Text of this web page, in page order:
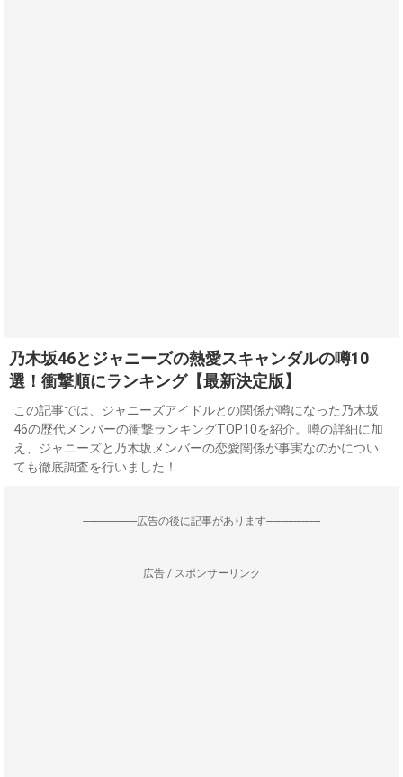
乃木坂46とジャニーズの熱愛スキャンダルの噂10
選！衝撃順にランキング【最新決定版】
この記事では、ジャニーズアイドルとの関係が噂になった乃木坂
46の歴代メンバーの衝撃ランキングTOP10を紹介。噂の詳細に加
え、ジャニーズと乃木坂メンバーの恋愛関係が事実なのかについ
ても徹底調査を行いました！
--------------------広告の後に記事があります--------------------
広告 / スポンサーリンク